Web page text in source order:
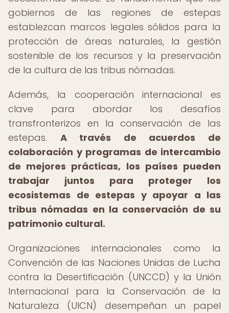
gobiernos de las regiones de estepas
establezcan marcos legales sólidos para la
protección de áreas naturales, la gestión
sostenible de los recursos y la preservación
de la cultura de las tribus nómadas.
Además, la cooperación internacional es
clave para abordar los desafíos
transfronterizos en la conservación de las
estepas. A través de acuerdos de
colaboración y programas de intercambio
de mejores prácticas, los países pueden
trabajar juntos para proteger los
ecosistemas de estepas y apoyar a las
tribus nómadas en la conservación de su
patrimonio cultural.
Organizaciones internacionales como la
Convención de las Naciones Unidas de Lucha
contra la Desertificación (UNCCD) y la Unión
Internacional para la Conservación de la
Naturaleza (UICN) desempeñan un papel